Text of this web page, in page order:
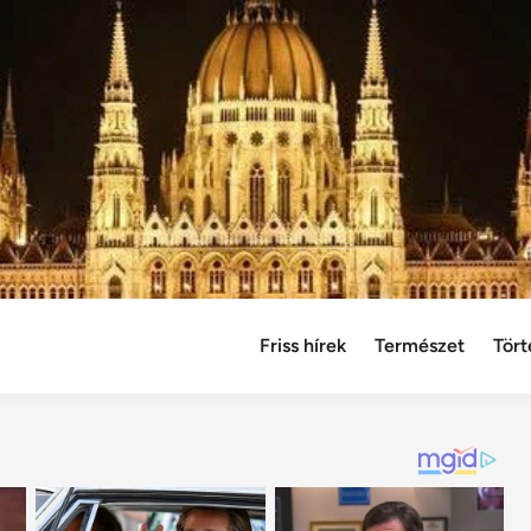
Friss hírek Természet